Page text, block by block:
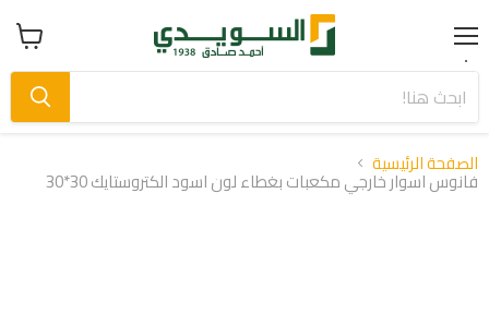
Menu عرض
سلة
الصفحة الرئيسية
فانوس اسوار خارجي مكعبات بغطاء لون اسود الكتروستايك 30*30